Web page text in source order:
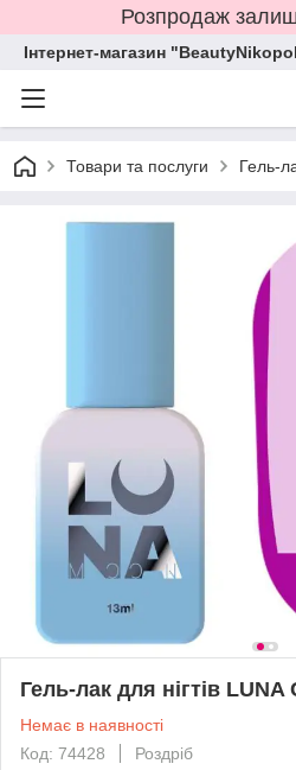
Розпродаж
Інтернет-магазин
Товари та послуги Гель-
Гель-лак для нігтів
Немає в наявності
Код: 74428
Роздріб